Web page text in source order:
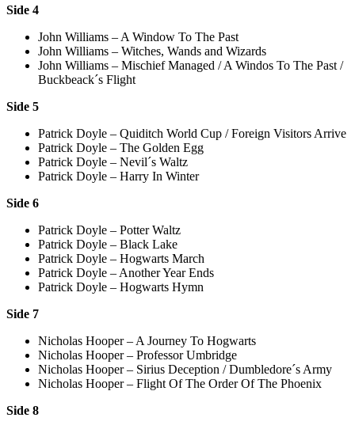
Side 4
John Williams – A Window To The Past
John Williams – Witches, Wands and Wizards
John Williams – Mischief Managed / A Windos To The Past /
Buckbeack´s Flight
Side 5
Patrick Doyle – Quiditch World Cup / Foreign Visitors Arrive
Patrick Doyle – The Golden Egg
Patrick Doyle – Nevil´s Waltz
Patrick Doyle – Harry In Winter
Side 6
Patrick Doyle – Potter Waltz
Patrick Doyle – Black Lake
Patrick Doyle – Hogwarts March
Patrick Doyle – Another Year Ends
Patrick Doyle – Hogwarts Hymn
Side 7
Nicholas Hooper – A Journey To Hogwarts
Nicholas Hooper – Professor Umbridge
Nicholas Hooper – Sirius Deception / Dumbledore´s Army
Nicholas Hooper – Flight Of The Order Of The Phoenix
Side 8